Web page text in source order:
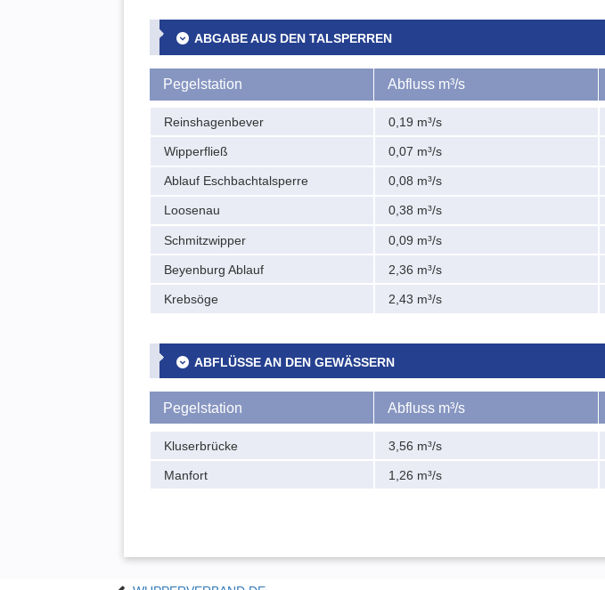
ABGABE AUS DEN TALSPERREN
Pegelstation Abfluss m³/s
Reinshagenbever 0,19 m³/s
Wipperfließ 0,07 m³/s
Ablauf Eschbachtalsperre 0,08 m³/s
Loosenau 0,38 m³/s
Schmitzwipper 0,09 m³/s
Beyenburg Ablauf 2,36 m³/s
Krebsöge 2,43 m³/s
ABFLÜSSE AN DEN GEWÄSSERN
Pegelstation Abfluss m³/s
Kluserbrücke 3,56 m³/s
Manfort 1,26 m³/s